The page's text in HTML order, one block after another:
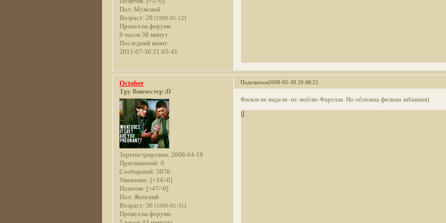
Пол: Мужской
Возраст: 28 [1998-01-12]
Провел на форуме:
6 часов 38 минут
Последний визит:
2011-07-30 21:05:41
Поделиться2008-05-30 20:48:21
October
Тру Винчестер ;D
Зарегистрирован: 2008-04-19
Приглашений: 0
Сообщений: 5076
Уважение: [+34/-0]
Позитив: [+47/-0]
Пол: Женский
Возраст: 36 [1990-01-31]
Провел на форуме:
Фильм не видела- не люблю Фарелла. Но обложка фильма забавная)
0